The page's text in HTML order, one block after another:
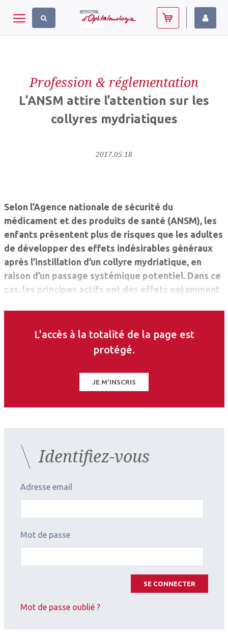
Toggle navigation
Profession & réglementation
L’ANSM attire l’attention sur les
collyres mydriatiques
2017.05.18
Selon l’Agence nationale de sécurité du
médicament et des produits de santé (ANSM), les
enfants présentent plus de risques que les adultes
de développer des effets indésirables généraux
après l’instillation d’un collyre mydriatique, en
raison d’un passage systémique ­potentiel. Dans ce
cas, les principes actifs ont des ­effets notamment
L'accès à la totalité de la page est
protégé.
JE M'INSCRIS
Identifiez-vous
Adresse email
Mot de passe
SE CONNECTER
Mot de passe oublié ?
Panneau de gestion des cookies